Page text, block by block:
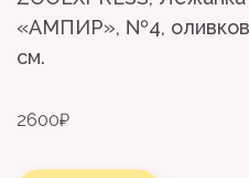
«АМПИР», №4,
см.
2600₽